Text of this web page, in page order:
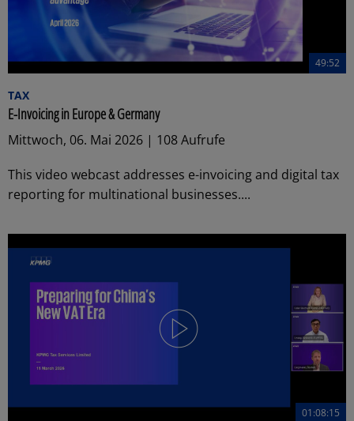
49:52
TAX
E-Invoicing in Europe & Germany
Mittwoch, 06. Mai 2026 | 108 Aufrufe
This video webcast addresses e-invoicing and digital tax
reporting for multinational businesses....
01:08:15